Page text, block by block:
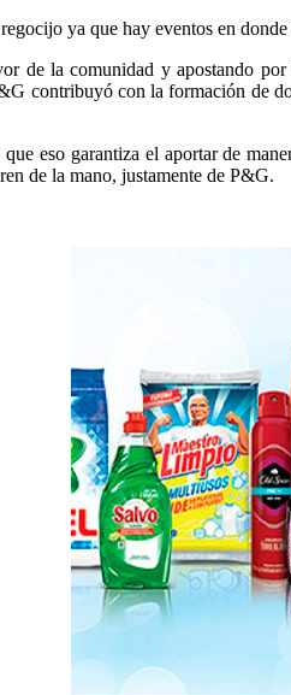
ya que hay eventos en
de la comunidad y apostando
contribuyó con la formación de
eso garantiza el aportar de
de la mano, justamente de P&G.